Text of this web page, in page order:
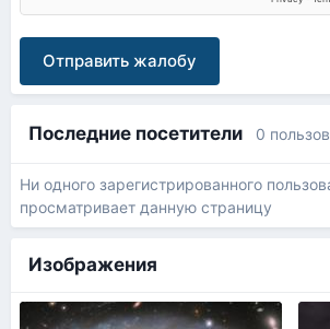
Отправить жалобу
Последние посетители 0
Ни одного зарегистрированного
просматривает данную страницу
Изображения